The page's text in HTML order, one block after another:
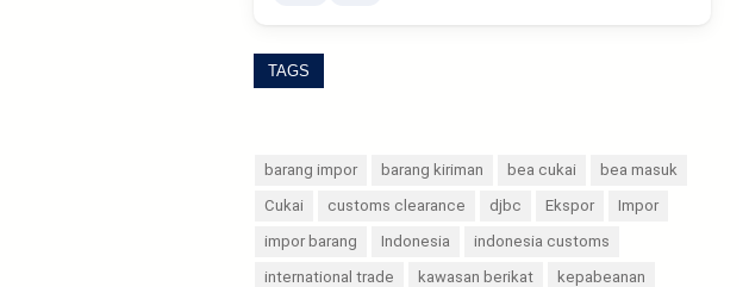
TAGS
barang impor barang kiriman bea cukai
bea masuk
Cukai
customs clearance djbc Ekspor
Impor
impor barang
Indonesia
indonesia customs
international trade
kawasan berikat
kepabeanan